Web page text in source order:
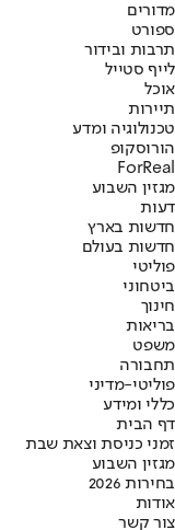
מדורים
ספורט
תרבות ובידור
לייף סטייל
אוכל
תיירות
טכנולוגיה ומדע
הורוסקופ
ForReal
מגזין השבוע
דעות
חדשות בארץ
חדשות בעולם
פוליטי
ביטחוני
חינוך
בריאות
משפט
תחבורה
פוליטי-מדיני
כללי ומידע
דף הבית
זמני כניסת וצאת שבת
מגזין השבוע
בחירות 2026
אודות
צור קשר